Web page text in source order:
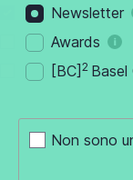
Newsletter
Awards
[BC] 2
Non sono